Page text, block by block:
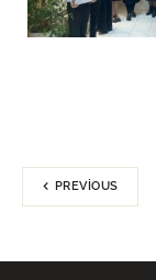
PREVIOUS